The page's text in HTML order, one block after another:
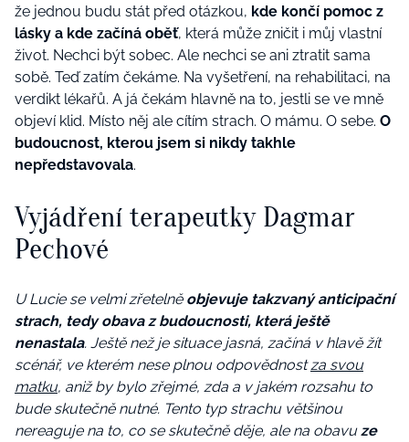
že jednou budu stát před otázkou, kde končí pomoc z
lásky a kde začíná oběť, která může zničit i můj vlastní
život. Nechci být sobec. Ale nechci se ani ztratit sama
sobě. Teď zatím čekáme. Na vyšetření, na rehabilitaci, na
verdikt lékařů. A já čekám hlavně na to, jestli se ve mně
objeví klid. Místo něj ale cítím strach. O mámu. O sebe. O
budoucnost, kterou jsem si nikdy takhle
nepředstavovala.
Vyjádření terapeutky Dagmar
Pechové
U Lucie se velmi zřetelně objevuje takzvaný anticipační
strach, tedy obava z budoucnosti, která ještě
nenastala. Ještě než je situace jasná, začíná v hlavě žít
scénář, ve kterém nese plnou odpovědnostza svou
matku, aniž by bylo zřejmé, zda a v jakém rozsahu to
bude skutečně nutné. Tento typ strachu většinou
nereaguje na to, co se skutečně děje, ale na obavuze